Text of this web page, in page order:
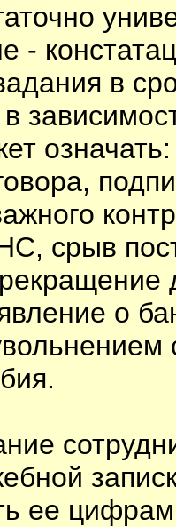
-
в
срыв
о
ее